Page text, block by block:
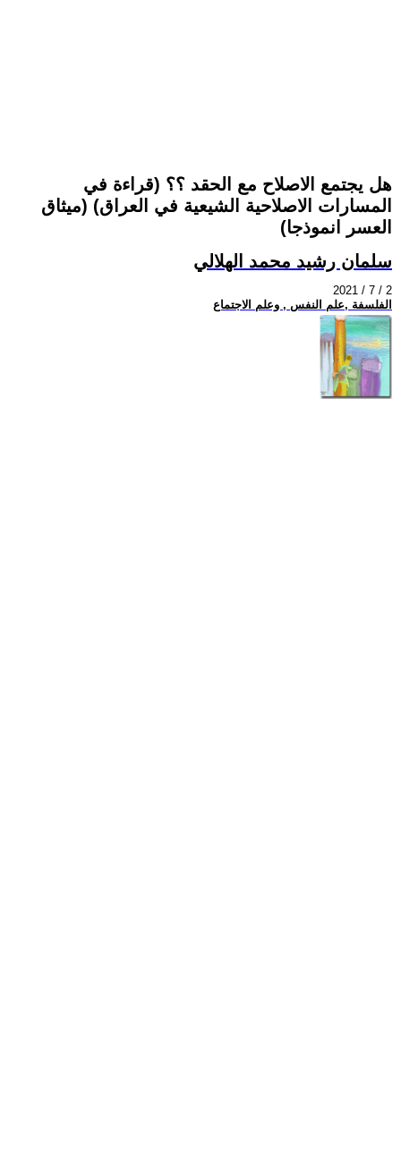
هل يجتمع الاصلاح مع الحقد ؟؟ (قراءة في
المسارات الاصلاحية الشيعية في العراق) (ميثاق
العسر انموذجا)
سلمان رشيد محمد الهلالي
2021 / 7 / 2
الفلسفة ,علم النفس , وعلم الاجتماع